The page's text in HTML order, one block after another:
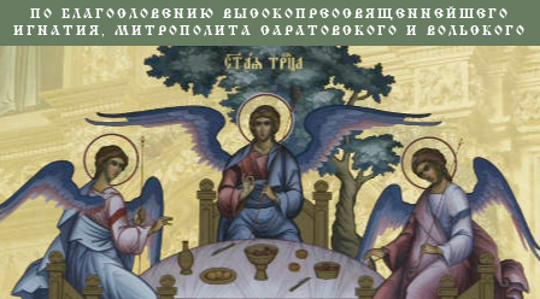
ПО БЛАГОСЛОВЕНИЮ ВЫСОКОПРЕОСВЯЩЕННЕЙШЕГО
ИГНАТИЯ, МИТРОПОЛИТА САРАТОВСКОГО И ВОЛЬСКОГО